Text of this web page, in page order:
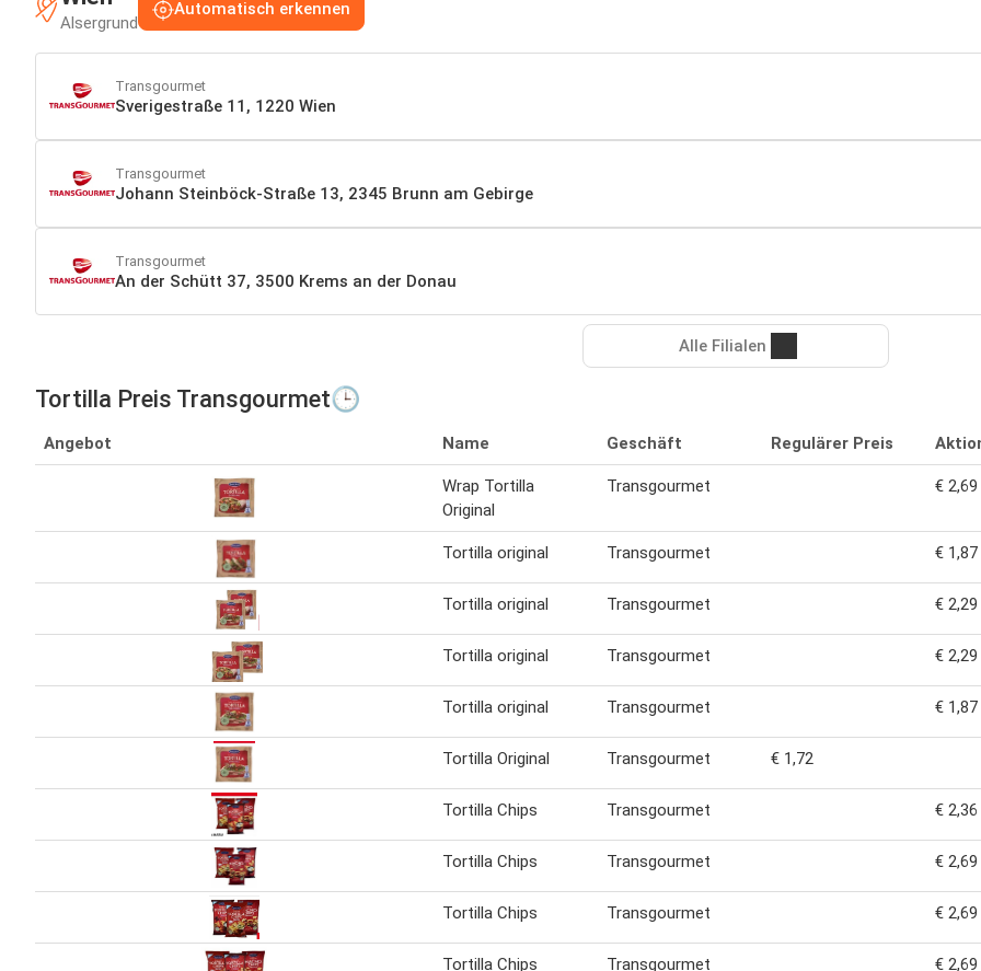
Alsergrund
Automatisch erkennen
Transgourmet
Sverigestraße 11, 1220 Wien
Transgourmet
Johann Steinböck-Straße 13, 2345 Brunn am Gebirge
Transgourmet
An der Schütt 37, 3500 Krems an der Donau
Alle Filialen
Tortilla Preis Transgourmet🕒
Angebot Name Geschäft Regulärer Preis
Wrap Tortilla
Original
Transgourmet € 2,69
Tortilla original Transgourmet € 1,87
Tortilla original Transgourmet € 2,29
Tortilla original Transgourmet € 2,29
Tortilla original Transgourmet € 1,87
Tortilla Original Transgourmet € 1,72
Tortilla Chips Transgourmet € 2,36
Tortilla Chips Transgourmet € 2,69
Tortilla Chips Transgourmet € 2,69
Tortilla Chips Transgourmet € 2,69